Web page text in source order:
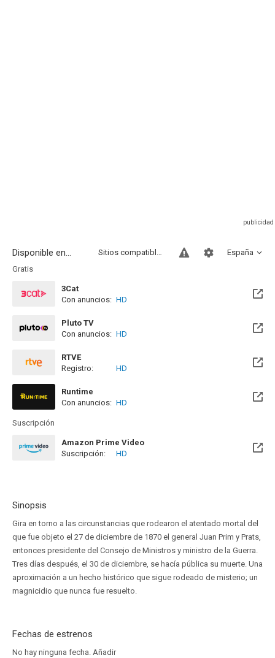
Disponible en... España
Sitios compatibles
Gratis
3Cat
Con anuncios: HD
Pluto TV
Con anuncios: HD
RTVE
Registro:
HD
Runtime
Con anuncios: HD
Suscripción
Amazon Prime Video
Suscripción:
HD
Sinopsis
Gira en torno a las circunstancias que rodearon el atentado mortal del
que fue objeto el 27 de diciembre de 1870 el general Juan Prim y Prats,
entonces presidente del Consejo de Ministros y ministro de la Guerra.
Tres días después, el 30 de diciembre, se hacía pública su muerte. Una
aproximación a un hecho histórico que sigue rodeado de misterio; un
magnicidio que nunca fue resuelto.
Fechas de estrenos
No hay ninguna fecha. Añadir